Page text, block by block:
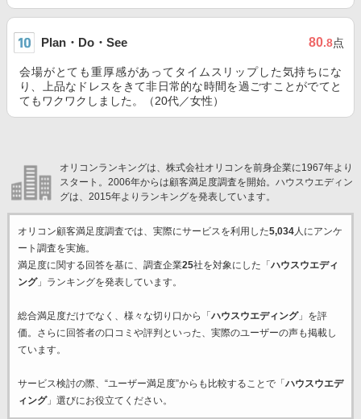
Plan・Do・See 80.8点
会場がとても重厚感があってタイムスリップした気持ちにな
り、上品なドレスをきて非日常的な時間を過ごすことがでてと
てもワクワクしました。（20代／女性）
オリコンランキングは、株式会社オリコンを前身企業に1967年より
スタート。2006年からは顧客満足度調査を開始。ハウスウエディン
グは、2015年よりランキングを発表しています。
オリコン顧客満足度調査では、実際にサービスを利用した5,034人にアンケ
ート調査を実施。
満足度に関する回答を基に、調査企業25社を対象にした「 ハウスウエディ
ング」ランキングを発表しています。
総合満足度だけでなく、様々な切り口から「 ハウスウエディング」を評
価。さらに回答者の口コミや評判といった、実際のユーザーの声も掲載し
ています。
サービス検討の際、“ユーザー満足度”からも比較することで「 ハウスウエデ
ィング」選びにお役立てください。